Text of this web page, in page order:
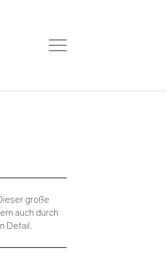
große
auch durch
Detail.